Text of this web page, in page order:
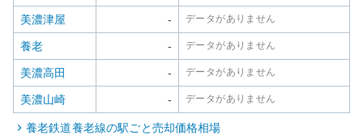
美濃津屋 - データがありません
養老 - データがありません
美濃高田 - データがありません
美濃山崎 - データがありません
養老鉄道養老線の駅ごと売却価格相場